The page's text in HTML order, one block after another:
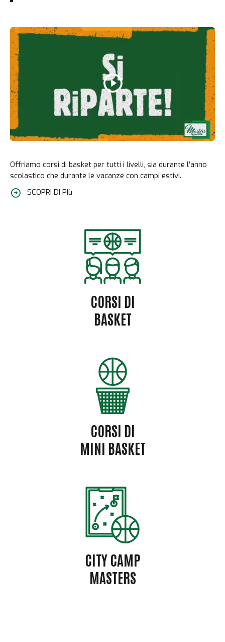
Offriamo corsi di basket per tutti i livelli, sia durante l’anno
scolastico che durante le vacanze con campi estivi.
SCOPRI DI PIù
CORSI DI
BASKET
CORSI DI
MINI BASKET
CITY CAMP
MASTERS